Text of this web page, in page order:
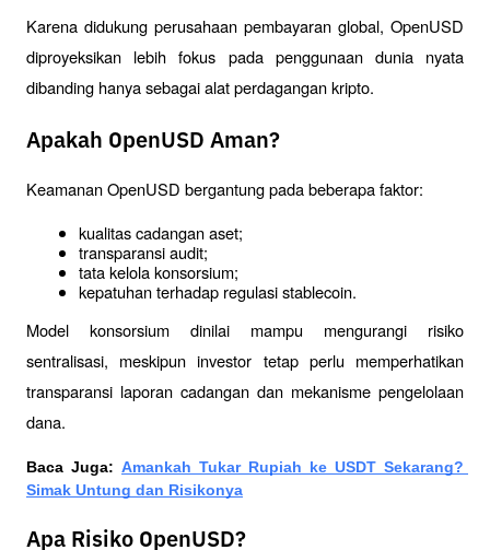
Karena didukung perusahaan pembayaran global, OpenUSD
diproyeksikan lebih fokus pada penggunaan dunia nyata
dibanding hanya sebagai alat perdagangan kripto.
Apakah OpenUSD Aman?
Keamanan OpenUSD bergantung pada beberapa faktor:
kualitas cadangan aset;
transparansi audit;
tata kelola konsorsium;
kepatuhan terhadap regulasi stablecoin.
Model konsorsium dinilai mampu mengurangi risiko
sentralisasi, meskipun investor tetap perlu memperhatikan
transparansi laporan cadangan dan mekanisme pengelolaan
dana.
Baca Juga: Amankah Tukar Rupiah ke USDT Sekarang?
Simak Untung dan Risikonya
Apa Risiko OpenUSD?